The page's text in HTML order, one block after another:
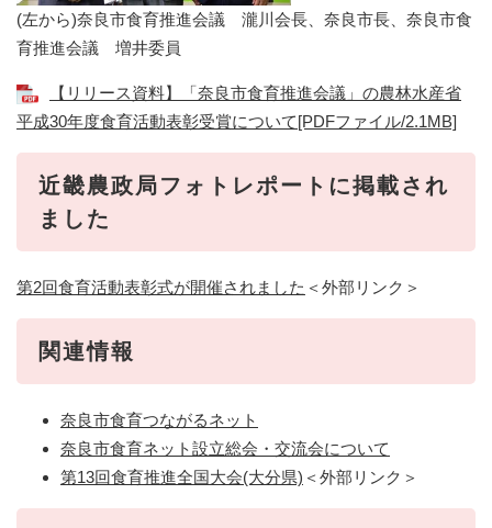
(左から)奈良市食育推進会議 瀧川会長、奈良市長、奈良市食
育推進会議 増井委員
【リリース資料】「奈良市食育推進会議」の農林水産省
平成30年度食育活動表彰受賞について[PDFファイル/2.1MB]
近畿農政局フォトレポートに掲載され
ました
第2回食育活動表彰式が開催されました ＜外部リンク＞
関連情報
奈良市食育つながるネット
奈良市食育ネット設立総会・交流会について
第13回食育推進全国大会(大分県) ＜外部リンク＞